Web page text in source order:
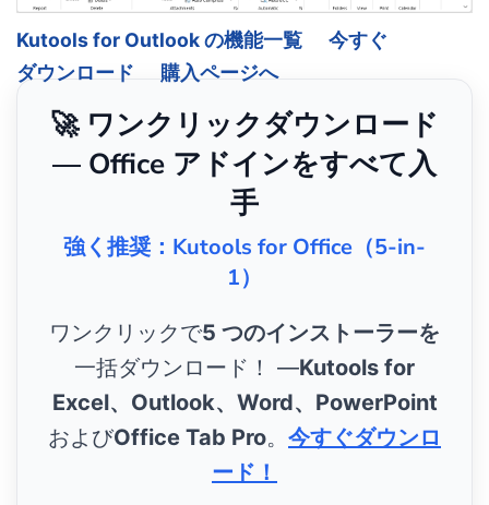
Kutools for Outlook の機能一覧
今すぐ
ダウンロード
購入ページへ
🚀 ワンクリックダウンロード
— Office アドインをすべて入
手
強く推奨：Kutools for Office（5-in-
1）
ワンクリックで5 つのインストーラーを
一括ダウンロード！ ―Kutools for
Excel、Outlook、Word、PowerPoint
およびOffice Tab Pro。 今すぐダウンロ
ード！